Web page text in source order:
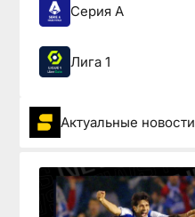
Серия А
Лига 1
Актуальные новости